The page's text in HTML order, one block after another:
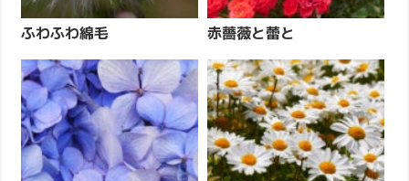
ふわふわ綿毛 赤薔薇と蕾と